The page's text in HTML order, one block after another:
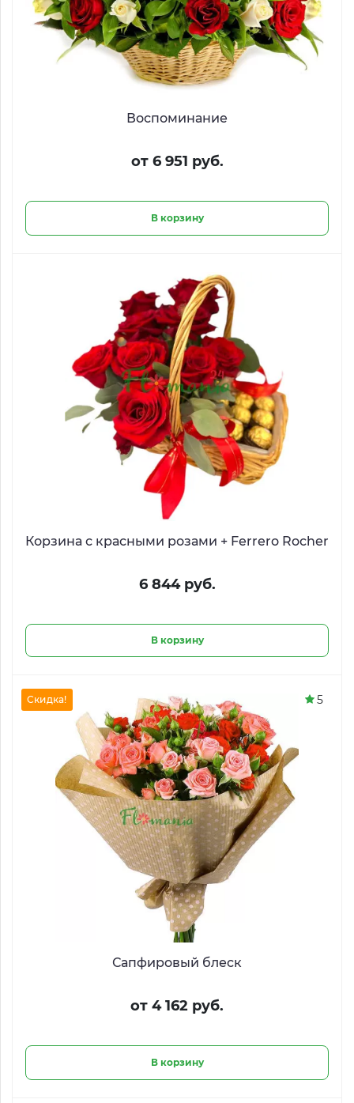
Воспоминание
от 6 951 руб.
В корзину
Корзина с красными розами + Ferrero Rocher
6 844 руб.
В корзину
Сапфировый блеск
от 4 162 руб.
В корзину
Скидка! 5